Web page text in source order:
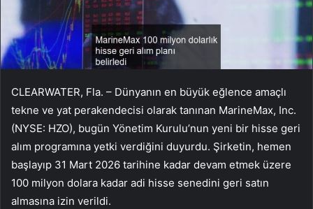
CLEARWATER, Fla. – Dünyanın en büyük eğlence amaçlı
tekne ve yat perakendecisi olarak tanınan MarineMax, Inc.
(NYSE: HZO), bugün Yönetim Kurulu’nun yeni bir hisse geri
alım programına yetki verdiğini duyurdu. Şirketin, hemen
başlayıp 31 Mart 2026 tarihine kadar devam etmek üzere
100 milyon dolara kadar adi hisse senedini geri satın
almasına izin verildi.